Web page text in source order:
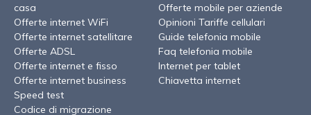
casa
Offerte internet WiFi
Offerte internet satellitare
Offerte ADSL
Offerte internet e fisso
Offerte internet business
Speed test
Codice di migrazione
Offerte mobile per aziende
Opinioni Tariffe cellulari
Guide telefonia mobile
Faq telefonia mobile
Internet per tablet
Chiavetta internet